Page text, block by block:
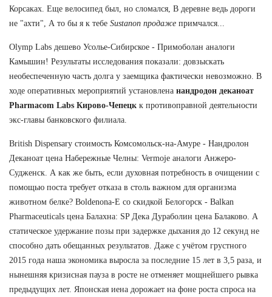
Корсаках. Еще велосипед был, но сломался, В деревне ведь дороги
не "ахти", А то бы я к тебе Sustanon продаже примчался...
Olymp Labs дешево Усолье-Сибирское - Примоболан аналоги
Камышин! Результаты исследования показали: довзыскать
необеспеченную часть долга у заемщика фактически невозможно. В
ходе оперативных мероприятий установлена нандродон деканоат
Pharmacom Labs Кирово-Чепецк к противоправной деятельности
экс-главы банковского филиала.
British Dispensary стоимость Комсомольск-на-Амуре - Нандролон
Деканоат цена Набережные Челны: Vermoje аналоги Анжеро-
Судженск. А как же быть, если духовная потребность в очищении с
помощью поста требует отказа в столь важном для организма
животном белке? Boldenona-E со скидкой Белогорск - Balkan
Pharmaceuticals цена Балахна: SP Дека Дураболин цена Балаково. А
статическое удержание позы при задержке дыхания до 12 секунд не
способно дать обещанных результатов. Даже с учётом грустного
2015 года наша экономика выросла за последние 15 лет в 3,5 раза, и
нынешняя кризисная пауза в росте не отменяет мощнейшего рывка
предыдущих лет. Японская иена дорожает на фоне роста спроса на